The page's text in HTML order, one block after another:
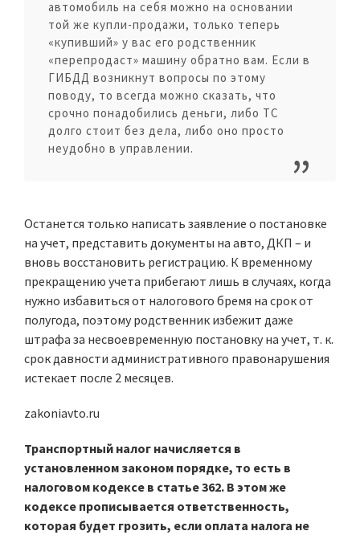
автомобиль на себя можно на основании
той же купли-продажи, только теперь
«купивший» у вас его родственник
«перепродаст» машину обратно вам. Если в
ГИБДД возникнут вопросы по этому
поводу, то всегда можно сказать, что
срочно понадобились деньги, либо ТС
долго стоит без дела, либо оно просто
неудобно в управлении.
Останется только написать заявление о постановке
на учет, представить документы на авто, ДКП – и
вновь восстановить регистрацию. К временному
прекращению учета прибегают лишь в случаях, когда
нужно избавиться от налогового бремя на срок от
полугода, поэтому родственник избежит даже
штрафа за несвоевременную постановку на учет, т. к.
срок давности административного правонарушения
истекает после 2 месяцев.
zakoniavto.ru
Транспортный налог начисляется в
установленном законом порядке, то есть в
налоговом кодексе в статье 362. В этом же
кодексе прописывается ответственность,
которая будет грозить, если оплата налога не